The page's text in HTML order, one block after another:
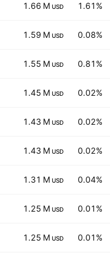
1.66 M USD 1.61%
1.59 M USD 0.08%
1.55 M USD 0.81%
1.45 M USD 0.02%
1.43 M USD 0.02%
1.43 M USD 0.02%
1.31 M USD 0.04%
1.25 M USD 0.01%
1.25 M USD 0.01%